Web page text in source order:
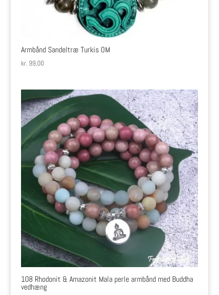
Armbånd Sandeltræ Turkis OM
kr. 99,00
108 Rhodonit & Amazonit Mala perle armbånd med Buddha
vedhæng